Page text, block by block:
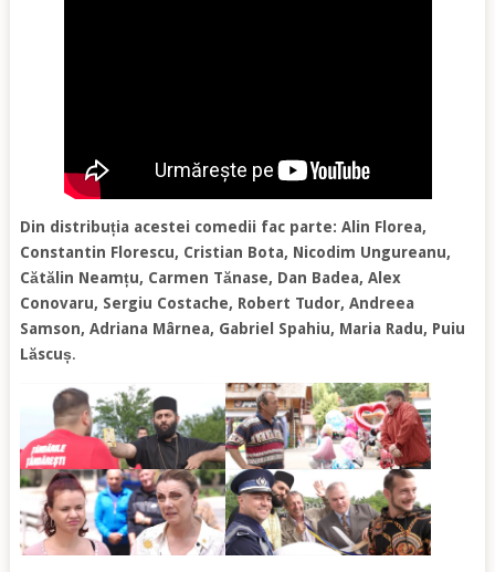
Din distribuția acestei comedii fac parte: Alin Florea,
Constantin Florescu, Cristian Bota, Nicodim Ungureanu,
Cătălin Neamțu, Carmen Tănase, Dan Badea, Alex
Conovaru, Sergiu Costache, Robert Tudor, Andreea
Samson, Adriana Mârnea, Gabriel Spahiu, Maria Radu, Puiu
Lăscuș.